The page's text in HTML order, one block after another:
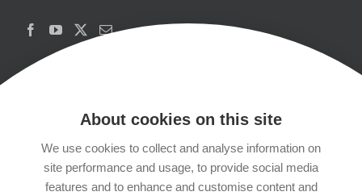
Copyrights
About cookies on this site
We use cookies to collect and analyse information on
site performance and usage, to provide social media
features and to enhance and customise content and